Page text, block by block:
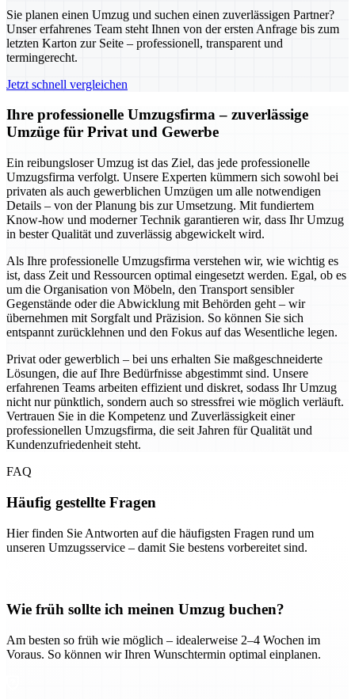
Sie planen einen Umzug und suchen einen zuverlässigen Partner?
Unser erfahrenes Team steht Ihnen von der ersten Anfrage bis zum
letzten Karton zur Seite – professionell, transparent und
termingerecht.
Jetzt schnell vergleichen
Ihre professionelle Umzugsfirma – zuverlässige
Umzüge für Privat und Gewerbe
Ein reibungsloser Umzug ist das Ziel, das jede professionelle
Umzugsfirma verfolgt. Unsere Experten kümmern sich sowohl bei
privaten als auch gewerblichen Umzügen um alle notwendigen
Details – von der Planung bis zur Umsetzung. Mit fundiertem
Know-how und moderner Technik garantieren wir, dass Ihr Umzug
in bester Qualität und zuverlässig abgewickelt wird.
Als Ihre professionelle Umzugsfirma verstehen wir, wie wichtig es
ist, dass Zeit und Ressourcen optimal eingesetzt werden. Egal, ob es
um die Organisation von Möbeln, den Transport sensibler
Gegenstände oder die Abwicklung mit Behörden geht – wir
übernehmen mit Sorgfalt und Präzision. So können Sie sich
entspannt zurücklehnen und den Fokus auf das Wesentliche legen.
Privat oder gewerblich – bei uns erhalten Sie maßgeschneiderte
Lösungen, die auf Ihre Bedürfnisse abgestimmt sind. Unsere
erfahrenen Teams arbeiten effizient und diskret, sodass Ihr Umzug
nicht nur pünktlich, sondern auch so stressfrei wie möglich verläuft.
Vertrauen Sie in die Kompetenz und Zuverlässigkeit einer
professionellen Umzugsfirma, die seit Jahren für Qualität und
Kundenzufriedenheit steht.
FAQ
Häufig gestellte Fragen
Hier finden Sie Antworten auf die häufigsten Fragen rund um
unseren Umzugsservice – damit Sie bestens vorbereitet sind.
Wie früh sollte ich meinen Umzug buchen?
Am besten so früh wie möglich – idealerweise 2–4 Wochen im
Voraus. So können wir Ihren Wunschtermin optimal einplanen.